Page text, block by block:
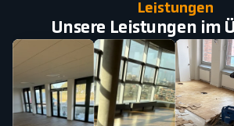
Leistungen
Unsere Leistungen im